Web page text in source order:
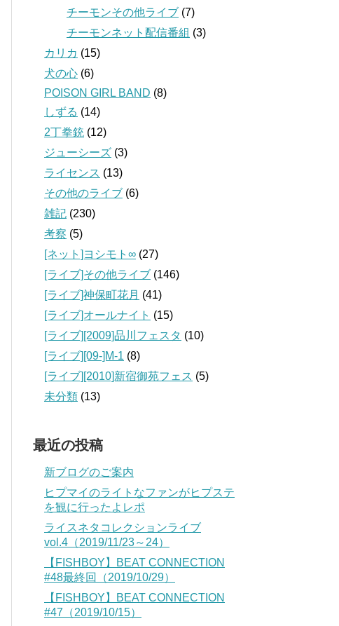
チーモンその他ライブ (7)
チーモンネット配信番組 (3)
カリカ (15)
犬の心 (6)
POISON GIRL BAND (8)
しずる (14)
2丁拳銃 (12)
ジューシーズ (3)
ライセンス (13)
その他のライブ (6)
雑記 (230)
考察 (5)
[ネット]ヨシモト∞ (27)
[ライブ]その他ライブ (146)
[ライブ]神保町花月 (41)
[ライブ]オールナイト (15)
[ライブ][2009]品川フェスタ (10)
[ライブ][09‐]M-1 (8)
[ライブ][2010]新宿御苑フェス (5)
未分類 (13)
最近の投稿
新ブログのご案内
ヒプマイのライトなファンがヒプステ
を観に行ったよレポ
ライスネタコレクションライブ
vol.4（2019/11/23～24）
【FISHBOY】BEAT CONNECTION
#48最終回（2019/10/29）
【FISHBOY】BEAT CONNECTION
#47（2019/10/15）